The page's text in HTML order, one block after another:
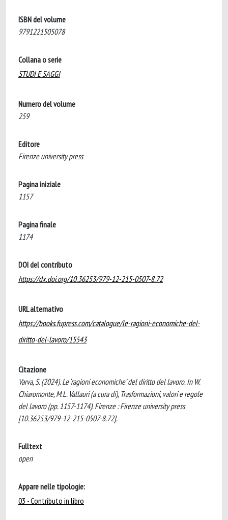
ISBN del volume
9791221505078
Collana o serie
STUDI E SAGGI
Numero del volume
259
Editore
Firenze university press
Pagina iniziale
1157
Pagina finale
1174
DOI del contributo
https://dx.doi.org/10.36253/979-12-215-0507-8.72
URL alternativo
https://books.fupress.com/catalogue/le-ragioni-economiche-del-
diritto-del-lavoro/15543
Citazione
Varva, S. (2024). Le ‘ragioni economiche’ del diritto del lavoro. In W.
Chiaromonte, M.L. Vallauri (a cura di), Trasformazioni, valori e regole
del lavoro (pp. 1157-1174). Firenze : Firenze university press
[10.36253/979-12-215-0507-8.72].
Fulltext
open
Appare nelle tipologie:
03 - Contributo in libro